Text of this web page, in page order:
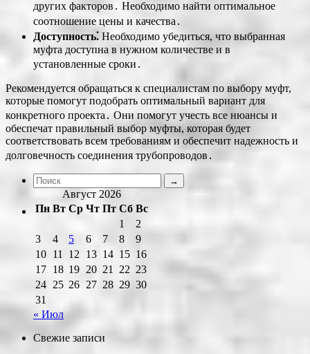
других факторов․ Необходимо найти оптимальное
соотношение цены и качества․
Доступность⁚ Необходимо убедиться, что выбранная
муфта доступна в нужном количестве и в
установленные сроки․
Рекомендуется обращаться к специалистам по выбору муфт,
которые помогут подобрать оптимальный вариант для
конкретного проекта․ Они помогут учесть все нюансы и
обеспечат правильный выбор муфты, которая будет
соответствовать всем требованиям и обеспечит надежность и
долговечность соединения трубопроводов․
Август 2026
Пн Вт Ср Чт Пт Сб Вс
1
2
3
4 5 6 7 8
9
10 11 12 13 14 15 16
17 18 19 20 21 22 23
24 25 26 27 28 29 30
31
« Июл
Свежие записи